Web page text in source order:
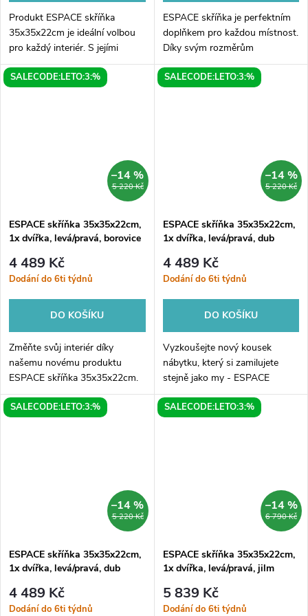
Produkt ESPACE skříňka
35x35x22cm je ideální volbou
pro každý interiér. S jejími
rozměry 35x35x22cm se
snadno vejde do menších
ESPACE skříňka je perfektním
doplňkem pro každou místnost.
Díky svým rozměrům
35x35x22cm se vejde do
každého rohu a poslouží jako
SALECODE:LETO:3:%
5 220 Kč
–14 %
ESPACE skříňka 35x35x22cm,
1x dvířka, levá/pravá, borovice
4 489 Kč
Dodání do 6ti týdnů
DO KOŠÍKU
Změňte svůj interiér díky
našemu novému produktu
ESPACE skříňka 35x35x22cm.
Tato skříňka s elegantním
designem a rozměry
SALECODE:LETO:3:%
5 220 Kč
–14 %
ESPACE skříňka 35x35x22cm,
1x dvířka, levá/pravá, dub
4 489 Kč
Dodání do 6ti týdnů
DO KOŠÍKU
Vyzkoušejte nový kousek
nábytku, který si zamilujete
stejně jako my - ESPACE
skříňka v rozměrech
35x35x22cm s jedním
SALECODE:LETO:3:%
5 220 Kč
–14 %
ESPACE skříňka 35x35x22cm,
1x dvířka, levá/pravá, dub
4 489 Kč
Dodání do 6ti týdnů
SALECODE:LETO:3:%
6 790 Kč
–14 %
ESPACE skříňka 35x35x22cm,
1x dvířka, levá/pravá, jilm
5 839 Kč
Dodání do 6ti týdnů